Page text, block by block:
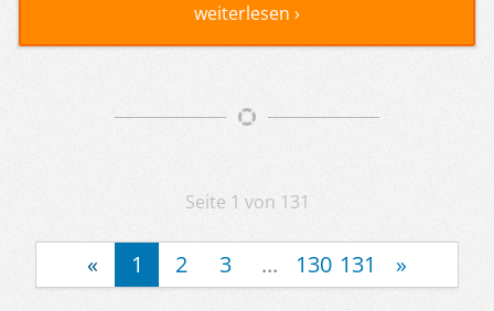
weiterlesen ›
Artikelnavigation
Seite 1 von 131
« 1 2 3 ... 130 131 »